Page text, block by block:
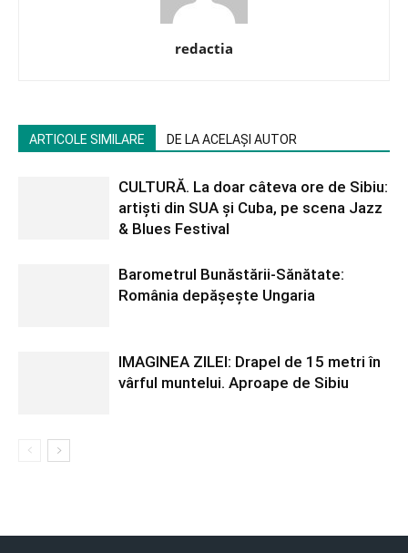
redactia
ARTICOLE SIMILARE DE LA ACELAȘI AUTOR
CULTURĂ. La doar câteva ore de Sibiu:
artiști din SUA și Cuba, pe scena Jazz
& Blues Festival
Barometrul Bunăstării-Sănătate:
România depășește Ungaria
IMAGINEA ZILEI: Drapel de 15 metri în
vârful muntelui. Aproape de Sibiu